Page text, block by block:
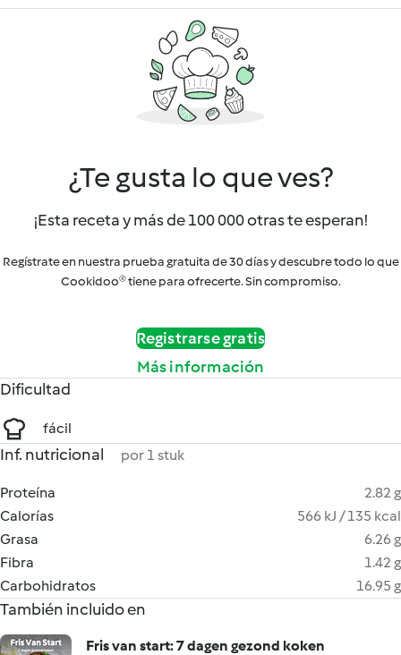
¿Te gusta lo que ves?
¡Esta receta y más de 100 000 otras te esperan!
Regístrate en nuestra prueba gratuita de 30 días y descubre todo lo que
Cookidoo® tiene para ofrecerte. Sin compromiso.
Registrarse gratis
Más información
Dificultad
fácil
Inf. nutricional por 1 stuk
Proteína
2.82 g
Calorías
566 kJ / 135 kcal
Grasa
6.26 g
Fibra
1.42 g
Carbohidratos
16.95 g
También incluido en
Fris van start: 7 dagen gezond koken